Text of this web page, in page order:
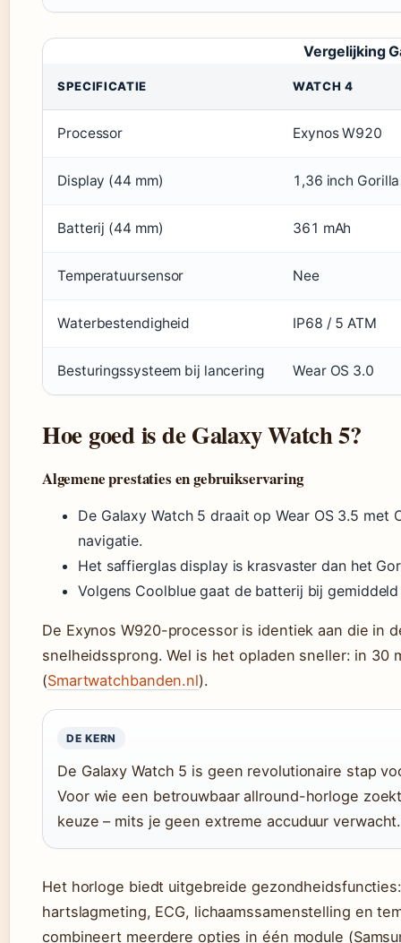
Vergelijking
SPECIFICATIE WATCH 4
Processor Exynos W920
Display (44 mm) 1,36 inch
Batterij (44 mm) 361 mAh
Temperatuursensor Nee
Waterbestendigheid IP68 / 5 ATM
Besturingssysteem bij lancering Wear OS 3.0
Hoe goed is de Galaxy Watch 5?
Algemene prestaties en gebruikservaring
De Galaxy Watch 5 draait op Wear OS 3.5 met
navigatie.
Het saffierglas display is krasvaster dan het
Volgens Coolblue gaat de batterij bij
De Exynos W920-processor is identiek aan die in
snelheidssprong. Wel is het opladen sneller: in 30
(Smartwatchbanden.nl).
DE KERN
De Galaxy Watch 5 is geen revolutionaire stap
Voor wie een betrouwbaar allround-horloge
keuze – mits je geen extreme accuduur verwacht.
Het horloge biedt uitgebreide
hartslagmeting, ECG, lichaamssamenstelling en
combineert meerdere opties in één module